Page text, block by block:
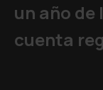
un año de
cuenta